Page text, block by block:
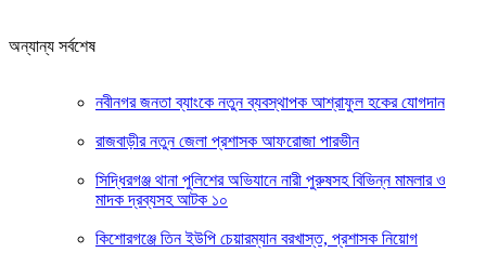
অন্যান্য সর্বশেষ
নবীনগর জনতা ব্যাংকে নতুন ব্যবস্থাপক আশ্রাফুল হকের যোগদান
রাজবাড়ীর নতুন জেলা প্রশাসক আফরোজা পারভীন
সিদ্ধিরগঞ্জ থানা পুলিশের অভিযানে নারী পুরুষসহ বিভিন্ন মামলার ও
মাদক দ্রব্যসহ আটক ১০
কিশোরগঞ্জে তিন ইউপি চেয়ারম্যান বরখাস্ত, প্রশাসক নিয়োগ